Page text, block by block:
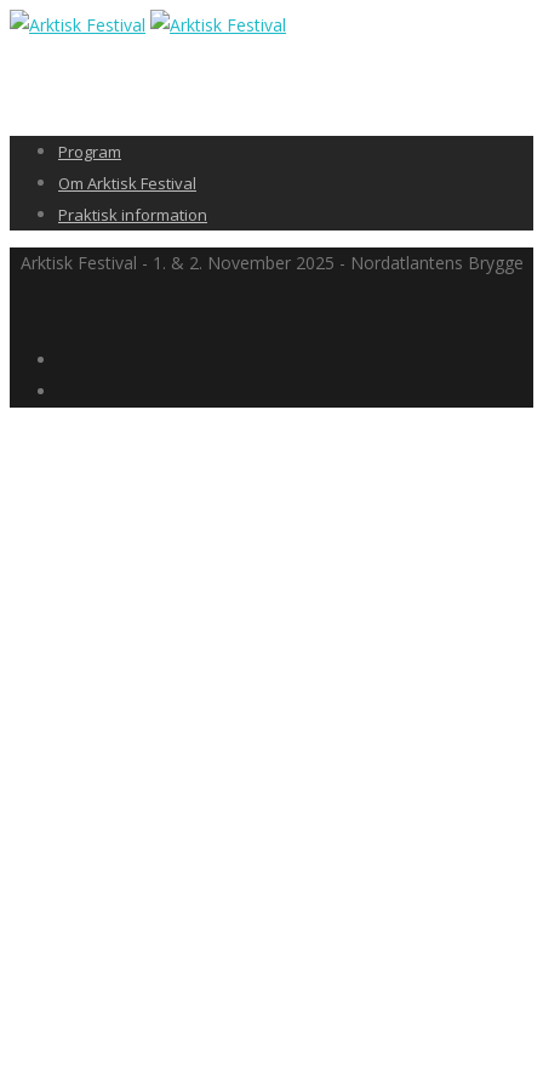
Program
Om Arktisk Festival
Praktisk information
Arktisk Festival - 1. & 2. November 2025 - Nordatlantens Brygge